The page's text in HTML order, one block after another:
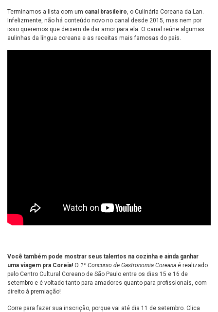
Terminamos a lista com um canal brasileiro, o Culinária Coreana da Lan.
Infelizmente, não há conteúdo novo no canal desde 2015, mas nem por
isso queremos que deixem de dar amor para ela. O canal reúne algumas
aulinhas da língua coreana e as receitas mais famosas do país.
Você também pode mostrar seus talentos na cozinha e ainda ganhar
uma viagem pra Coreia! O 1º Concurso de Gastronomia Coreana é realizado
pelo Centro Cultural Coreano de São Paulo entre os dias 15 e 16 de
setembro e é voltado tanto para amadores quanto para profissionais, com
direito à premiação!
Corre para fazer sua inscrição, porque vai até dia 11 de setembro. Clica